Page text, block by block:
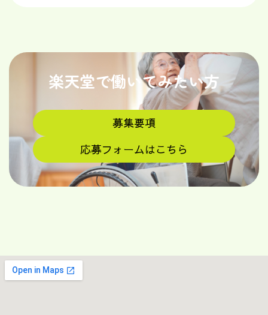
楽天堂で働いてみたい方
募集要項
応募フォームはこちら